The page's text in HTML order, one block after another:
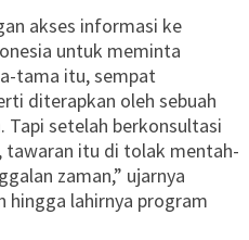
akses informasi ke
untuk meminta
tama itu, sempat
diterapkan oleh sebuah
Tapi setelah berkonsultasi
tawaran itu di tolak mentah-
zaman,” ujarnya
hingga lahirnya program